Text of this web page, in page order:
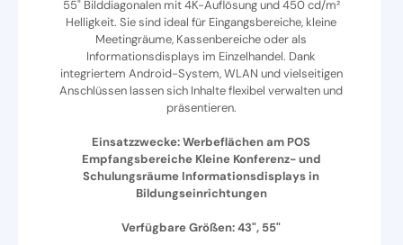
55" Bilddiagonalen mit 4K-Auflösung und 450 cd/m²
Helligkeit. Sie sind ideal für Eingangsbereiche, kleine
Meetingräume, Kassenbereiche oder als
Informationsdisplays im Einzelhandel. Dank
integriertem Android-System, WLAN und vielseitigen
Anschlüssen lassen sich Inhalte flexibel verwalten und
präsentieren.
Einsatzzwecke: Werbeflächen am POS
Empfangsbereiche Kleine Konferenz- und
Schulungsräume Informationsdisplays in
Bildungseinrichtungen
Verfügbare Größen: 43", 55"